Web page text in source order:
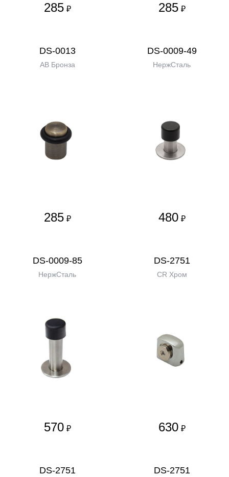
285 ₽ 285 ₽
DS-0013
AB Бронза
285 ₽
DS-0009-49
НержСталь
480 ₽
DS-0009-85
НержСталь
570 ₽
DS-2751
CR Хром
630 ₽
DS-2751 DS-2751